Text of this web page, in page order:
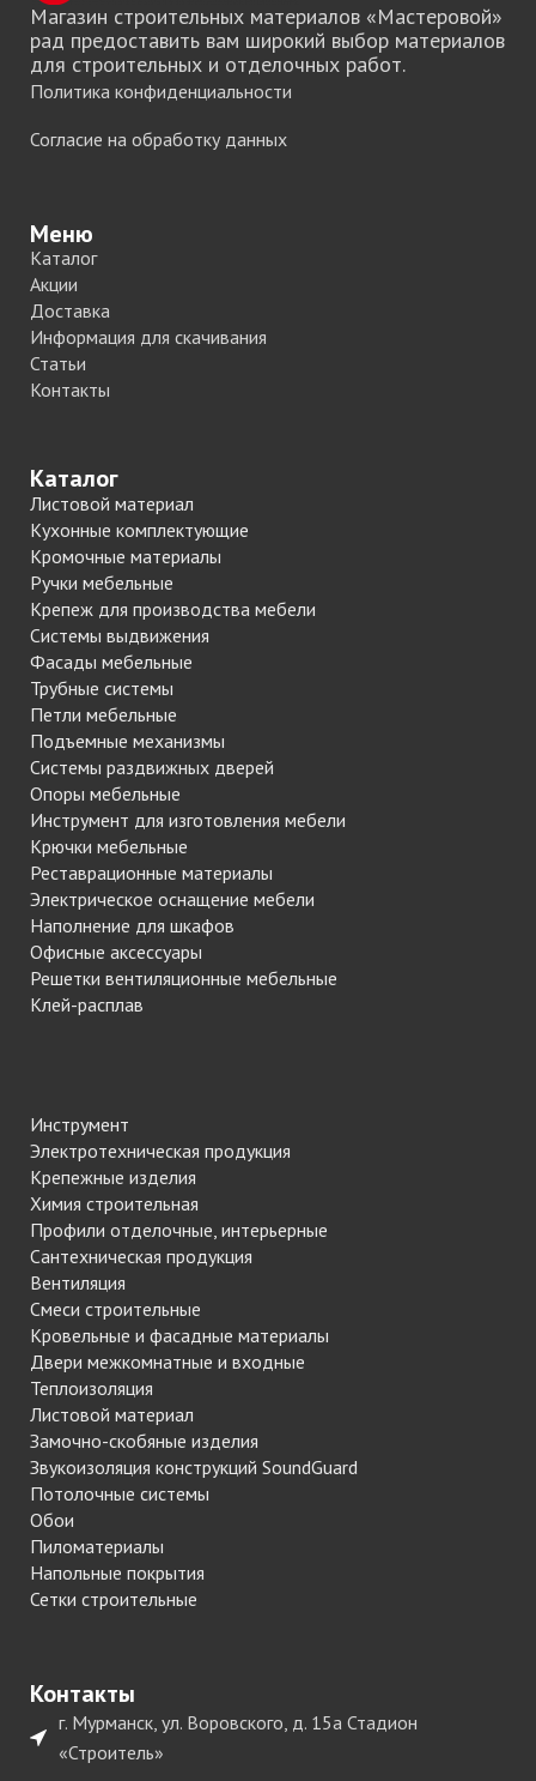
Магазин строительных материалов «Мастеровой»
рад предоставить вам широкий выбор материалов
для строительных и отделочных работ.
Политика конфиденциальности
Согласие на обработку данных
Меню
Каталог
Акции
Доставка
Информация для скачивания
Статьи
Контакты
Каталог
Листовой материал
Кухонные комплектующие
Кромочные материалы
Ручки мебельные
Крепеж для производства мебели
Системы выдвижения
Фасады мебельные
Трубные системы
Петли мебельные
Подъемные механизмы
Системы раздвижных дверей
Опоры мебельные
Инструмент для изготовления мебели
Крючки мебельные
Реставрационные материалы
Электрическое оснащение мебели
Наполнение для шкафов
Офисные аксессуары
Решетки вентиляционные мебельные
Клей-расплав
Инструмент
Электротехническая продукция
Крепежные изделия
Химия строительная
Профили отделочные, интерьерные
Сантехническая продукция
Вентиляция
Смеси строительные
Кровельные и фасадные материалы
Двери межкомнатные и входные
Теплоизоляция
Листовой материал
Замочно-скобяные изделия
Звукоизоляция конструкций SoundGuard
Потолочные системы
Обои
Пиломатериалы
Напольные покрытия
Сетки строительные
Контакты
г. Мурманск, ул. Воровского, д. 15а Стадион
«Строитель»